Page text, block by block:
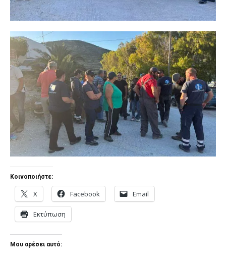
Κοινοποιήστε:
X Facebook Email
Εκτύπωση
Μου αρέσει αυτό: